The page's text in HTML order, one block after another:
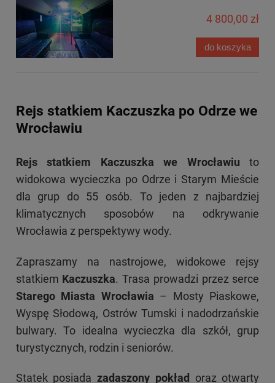
4 800,00 zł
do koszyka
Rejs statkiem Kaczuszka po Odrze we
Wrocławiu
Rejs statkiem Kaczuszka we Wrocławiu to
widokowa wycieczka po Odrze i Starym Mieście
dla grup do 55 osób. To jeden z najbardziej
klimatycznych sposobów na odkrywanie
Wrocławia z perspektywy wody.
Zapraszamy na nastrojowe, widokowe rejsy
statkiem Kaczuszka. Trasa prowadzi przez serce
Starego Miasta Wrocławia – Mosty Piaskowe,
Wyspę Słodową, Ostrów Tumski i nadodrzańskie
bulwary. To idealna wycieczka dla szkół, grup
turystycznych, rodzin i seniorów.
Statek posiadazadaszony pokład oraz otwarty